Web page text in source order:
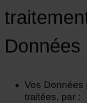
Vos Données
traitées, par :